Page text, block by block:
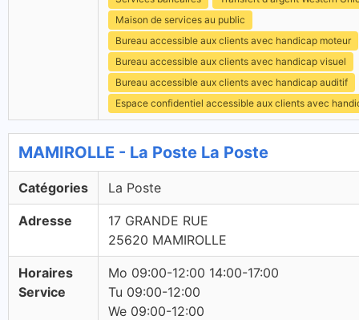
Maison de services au public
Bureau accessible aux clients avec handicap moteur
Bureau accessible aux clients avec handicap visuel
Bureau accessible aux clients avec handicap auditif
Espace confidentiel accessible aux clients avec
MAMIROLLE - La Poste La Poste
Catégories La Poste
Adresse
17 GRANDE RUE
25620 MAMIROLLE
Horaires
Service
Mo 09:00-12:00 14:00-17:00
Tu 09:00-12:00
We 09:00-12:00